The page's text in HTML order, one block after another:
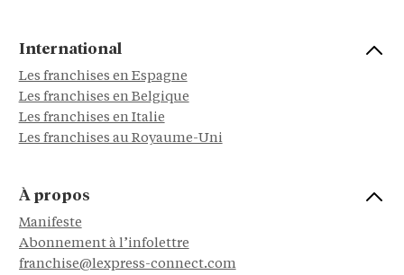
International
Les franchises en Espagne
Les franchises en Belgique
Les franchises en Italie
Les franchises au Royaume-Uni
À propos
Manifeste
Abonnement à l’infolettre
franchise@lexpress-connect.com